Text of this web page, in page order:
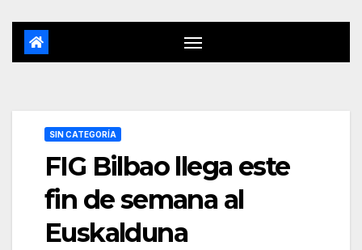
SIN CATEGORÍA
FIG Bilbao llega este
fin de semana al
Euskalduna